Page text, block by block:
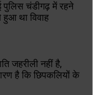
पुलिस चंडीगढ़ में रहने
था विवाह
जहरीली नहीं है,
है कि छिपकलियों के